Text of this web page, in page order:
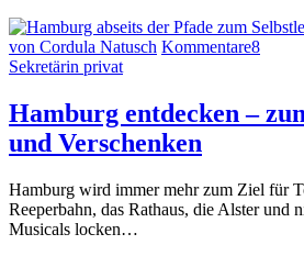
von Cordula Natusch Kommentare8
Sekretärin privat
Hamburg entdecken –
und Verschenken
Hamburg wird immer mehr zum Ziel für
Reeperbahn, das Rathaus, die Alster und
Musicals locken…